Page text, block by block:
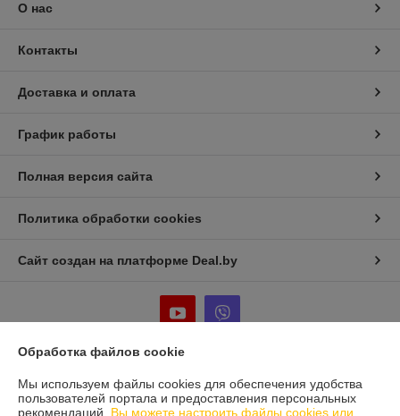
О нас
Контакты
Доставка и оплата
График работы
Полная версия сайта
Политика обработки cookies
Сайт создан на платформе Deal.by
Информация для покупателя
Юридическое лицо:Частное предприятие «Фабрика Плексолл»
Обработка файлов cookie
Мы используем файлы cookies для обеспечения удобства
пользователей портала и предоставления персональных
рекомендаций. Вы можете настроить файлы cookies или